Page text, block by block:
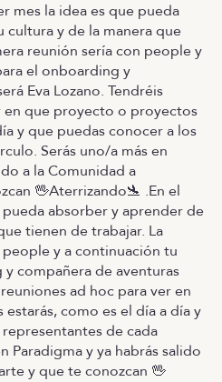
mes la idea es que pueda
y de la manera que
reunión sería con people y
el onboarding y
Eva Lozano. Tendréis
en que proyecto o proyectos
y que puedas conocer a los
Serás uno/a más en
a la Comunidad a
🖖Aterrizando🛬 .En el
absorber y aprender de
tienen de trabajar. La
y a continuación tu
compañera de aventuras
ad hoc para ver en
como es el día a día y
de cada
Paradigma y ya habrás salido
y que te conozcan 🖖